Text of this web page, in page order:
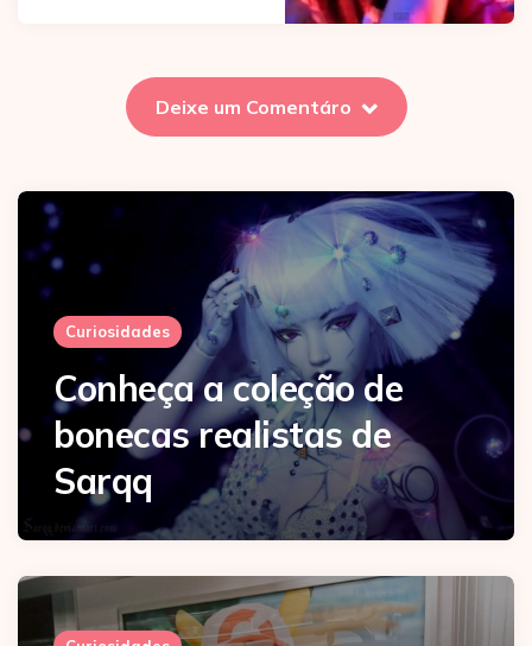
Deixe um Comentáro
Curiosidades
Conheça a coleção de
bonecas realistas de
Sarqq